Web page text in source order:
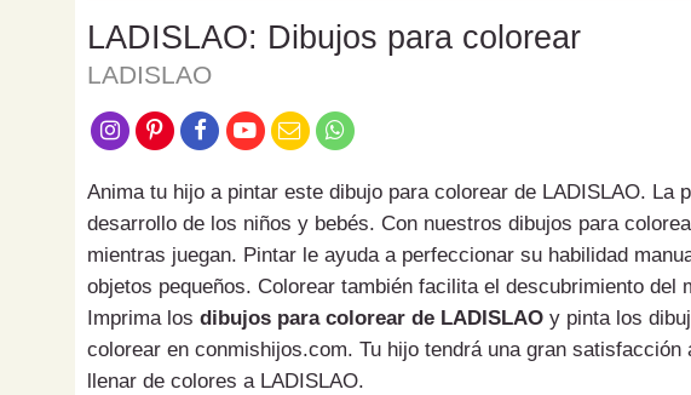
LADISLAO: Dibujos para colorear
LADISLAO
Anima tu hijo a pintar este dibujo para colorear de LADISLAO. La
desarrollo de los niños y bebés. Con nuestros dibujos para
mientras juegan. Pintar le ayuda a perfeccionar su habilidad
objetos pequeños. Colorear también facilita el descubrimiento
Imprima los dibujos para colorear de LADISLAO y pinta los
colorear en conmishijos.com. Tu hijo tendrá una gran
llenar de colores a LADISLAO.